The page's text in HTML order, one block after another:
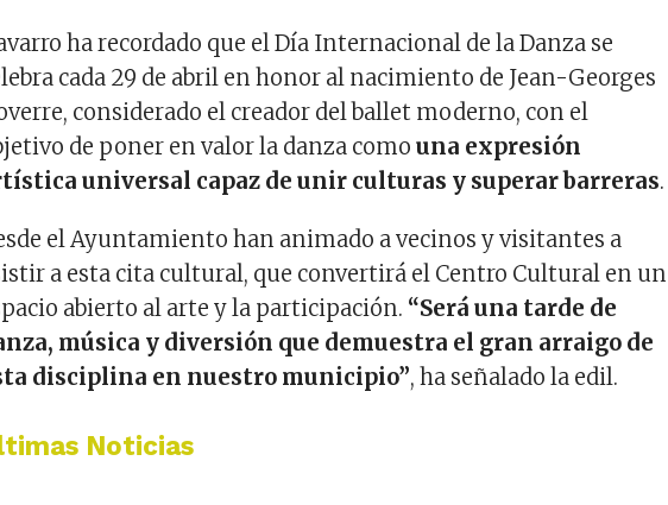
ha recordado que el Día Internacional de la Danza se
cada 29 de abril en honor al nacimiento de Jean-Georges
, considerado el creador del ballet moderno, con el
de poner en valor la danza comouna expresión
universal capaz de unir culturas y superar barreras.
el Ayuntamiento han animado a vecinos y visitantes a
a esta cita cultural, que convertirá el Centro Cultural en un
abierto al arte y la participación. “Será una tarde de
música y diversión que demuestra el gran arraigo de
disciplina en nuestro municipio”, ha señalado la edil.
Noticias